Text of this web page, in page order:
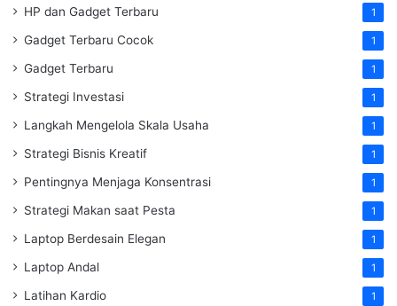
HP dan Gadget Terbaru 1
Gadget Terbaru Cocok 1
Gadget Terbaru 1
Strategi Investasi 1
Langkah Mengelola Skala Usaha 1
Strategi Bisnis Kreatif 1
Pentingnya Menjaga Konsentrasi 1
Strategi Makan saat Pesta 1
Laptop Berdesain Elegan 1
Laptop Andal 1
Latihan Kardio 1